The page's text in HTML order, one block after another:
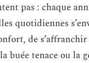
pas : chaque
quotidiennes
de
buée tenace ou la